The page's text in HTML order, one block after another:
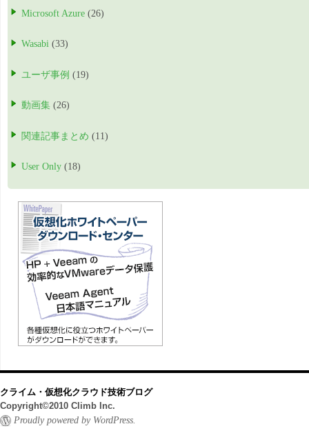
Microsoft Azure (26)
Wasabi (33)
ユーザ事例 (19)
動画集 (26)
関連記事まとめ (11)
User Only (18)
クライム・仮想化クラウド技術ブログ
Copyright©2010 Climb Inc.
Proudly powered by WordPress.